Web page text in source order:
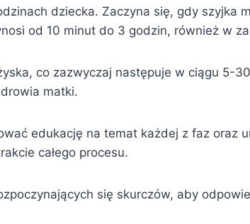
dziecka. Zaczyna się, gdy szyjka
od 10 minut do 3 godzin, również w
co zazwyczaj następuje w ciągu 5-
matki.
edukację na temat każdej z faz oraz
całego procesu.
się skurczów, aby